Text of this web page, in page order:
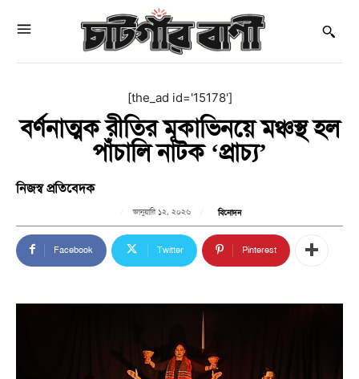
[the_ad id='15178']
বর্ণনাত্মক রীতির মূকাভিনয়ে মঞ্চস্থ হল
পাঁচালি নাটক ‘প্রাচ্য’
নিজস্ব প্রতিবেদক
জানুয়ারি ১২, ২০২৬ বিনোদন
Facebook Twitter Pinterest